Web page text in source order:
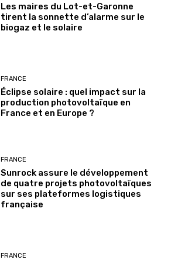
Les maires du Lot-et-Garonne
tirent la sonnette d’alarme sur le
biogaz et le solaire
FRANCE
Éclipse solaire : quel impact sur la
production photovoltaïque en
France et en Europe ?
FRANCE
Sunrock assure le développement
de quatre projets photovoltaïques
sur ses plateformes logistiques
française
FRANCE